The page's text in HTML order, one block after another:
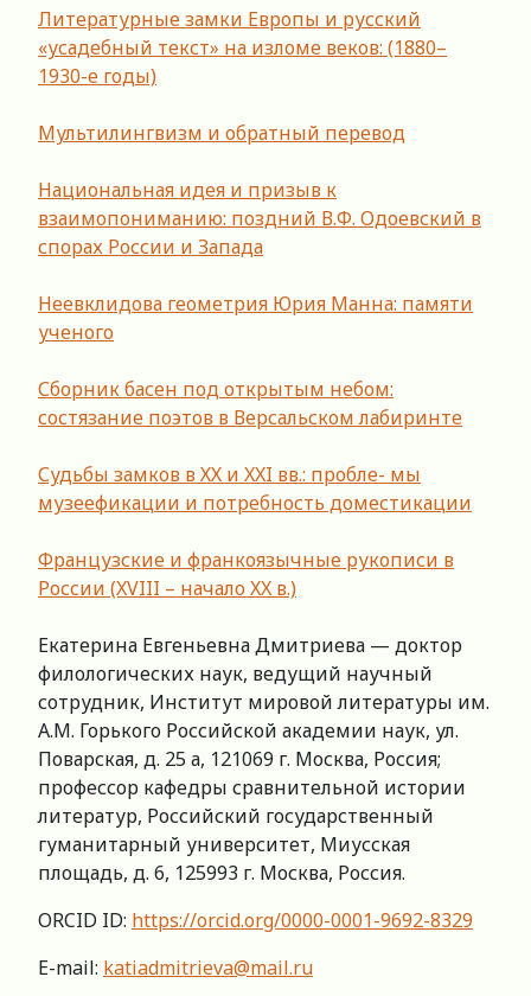
Литературные замки Европы и русский
«усадебный текст» на изломе веков: (1880–
1930-е годы)
Мультилингвизм и обратный перевод
Национальная идея и призыв к
взаимопониманию: поздний В.Ф. Одоевский в
спорах России и Запада
Неевклидова геометрия Юрия Манна: памяти
ученого
Сборник басен под открытым небом:
состязание поэтов в Версальском лабиринте
Судьбы замков в ХХ и XXI вв.: пробле- мы
музеефикации и потребность доместикации
Французские и франкоязычные рукописи в
России (XVIII – начало XX в.)
Екатерина Евгеньевна Дмитриева — доктор
филологических наук, ведущий научный
сотрудник, Институт мировой литературы им.
А.М. Горького Российской академии наук, ул.
Поварская, д. 25 а, 121069 г. Москва, Россия;
профессор кафедры сравнительной истории
литератур, Российский государственный
гуманитарный университет, Миусская
площадь, д. 6, 125993 г. Москва, Россия.
ORCID ID: https://orcid.org/0000-0001-9692-8329
E-mail: katiadmitrieva@mail.ru